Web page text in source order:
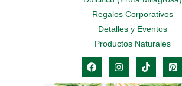
Regalos Corporativos
Detalles y Eventos
Productos Naturales